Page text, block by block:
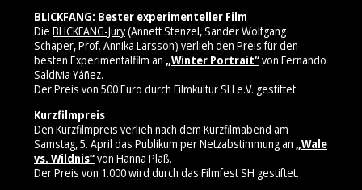
BLICKFANG: Bester experimenteller Film
Die BLICKFANG-Jury(Annett Stenzel, Sander Wolfgang
Schaper, Prof. Annika Larsson) verlieh den Preis für den
besten Experimentalfilm an „Winter Portrait“von Fernando
Saldivia Yáñez.
Der Preis von 500 Euro durch Filmkultur SH e.V. gestiftet.
Kurzfilmpreis
Den Kurzfilmpreis verlieh nach dem Kurzfilmabend am
Samstag, 5. April das Publikum per Netzabstimmung an „Wale
vs. Wildnis“von Hanna Plaß.
Der Preis von 1.000 wird durch das Filmfest SH gestiftet.